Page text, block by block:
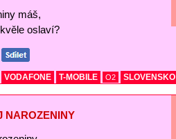
máš,
oslaví?
VODAFONE T-MOBILE O2 SLOVENSKO
NAROZENINY